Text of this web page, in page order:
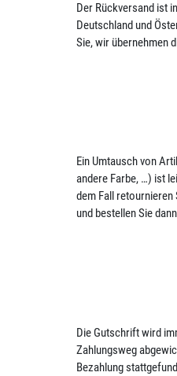
Der Rückversand ist
Deutschland und
Sie, wir übernehmen
Ein Umtausch von
andere Farbe, …) ist
dem Fall retournieren
und bestellen Sie
Die Gutschrift wird
Zahlungsweg
Bezahlung